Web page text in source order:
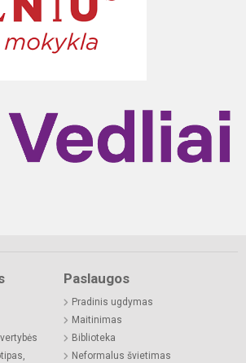
Paslaugos
Pradinis ugdymas
Maitinimas
Biblioteka
Neformalus švietimas